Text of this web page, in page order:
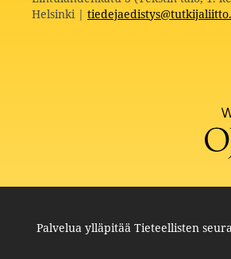
Helsinki |
Palvelua ylläpitää Tieteellisten